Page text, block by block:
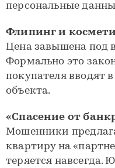
персональные
Флипинг и
Цена завышена под
Формально это
покупателя вводят
объекта.
«Спасение от
Мошенники
квартиру на
теряется навсегда.